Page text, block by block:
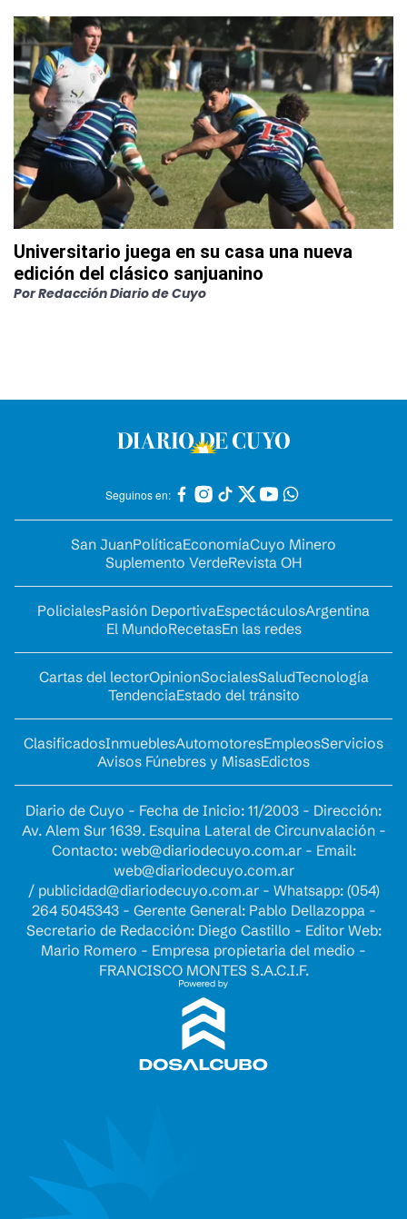
Universitario juega en su casa una nueva
edición del clásico sanjuanino
PorRedacción Diario de Cuyo
Seguinos en:
San JuanPolíticaEconomíaCuyo Minero
Suplemento VerdeRevista OH
PolicialesPasión DeportivaEspectáculosArgentina
El MundoRecetasEn las redes
Cartas del lectorOpinionSocialesSaludTecnología
TendenciaEstado del tránsito
ClasificadosInmueblesAutomotoresEmpleosServicios
Avisos Fúnebres y MisasEdictos
Diario de Cuyo - Fecha de Inicio: 11/2003 - Dirección:
Av. Alem Sur 1639. Esquina Lateral de Circunvalación -
Contacto: web@diariodecuyo.com.ar- Email:
web@diariodecuyo.com.ar
/ publicidad@diariodecuyo.com.ar- Whatsapp: (054)
264 5045343 - Gerente General: Pablo Dellazoppa -
Secretario de Redacción: Diego Castillo - Editor Web:
Mario Romero - Empresa propietaria del medio -
FRANCISCO MONTES S.A.C.I.F.